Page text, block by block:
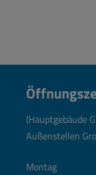
(Hauptgebäude
Außenstellen
Montag